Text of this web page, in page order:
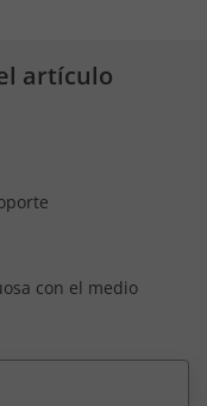
artículo
con el medio